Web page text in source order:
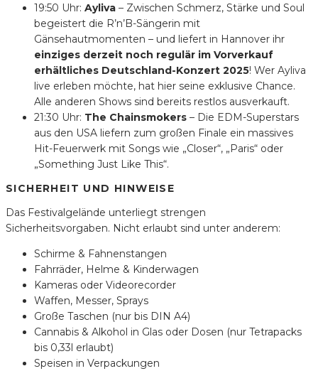
19:50 Uhr: Ayliva – Zwischen Schmerz, Stärke und Soul
begeistert die R’n’B-Sängerin mit
Gänsehautmomenten – und liefert in Hannover ihr
einziges derzeit noch regulär im Vorverkauf
erhältliches Deutschland-Konzert 2025! Wer Ayliva
live erleben möchte, hat hier seine exklusive Chance.
Alle anderen Shows sind bereits restlos ausverkauft.
21:30 Uhr: The Chainsmokers – Die EDM-Superstars
aus den USA liefern zum großen Finale ein massives
Hit-Feuerwerk mit Songs wie „Closer“, „Paris“ oder
„Something Just Like This“.
SICHERHEIT UND HINWEISE
Das Festivalgelände unterliegt strengen
Sicherheitsvorgaben. Nicht erlaubt sind unter anderem:
Schirme & Fahnenstangen
Fahrräder, Helme & Kinderwagen
Kameras oder Videorecorder
Waffen, Messer, Sprays
Große Taschen (nur bis DIN A4)
Cannabis & Alkohol in Glas oder Dosen (nur Tetrapacks
bis 0,33l erlaubt)
Speisen in Verpackungen